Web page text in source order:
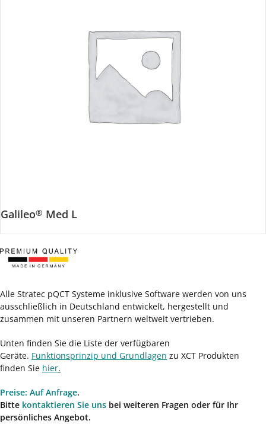
Galileo® Med L
Alle Stratec pQCT Systeme inklusive Software werden von uns
ausschließlich in Deutschland entwickelt, hergestellt und
zusammen mit unseren Partnern weltweit vertrieben.
Unten finden Sie die Liste der verfügbaren
Geräte. Funktionsprinzip und Grundlagen zu XCT Produkten
finden Sie hier.
Preise: Auf Anfrage.
Bitte kontaktieren Sie uns bei weiteren Fragen oder für Ihr
persönliches Angebot.